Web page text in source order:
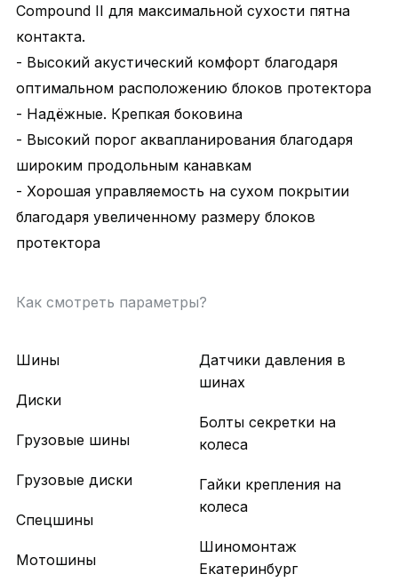
Compound II для максимальной сухости пятна
контакта.
- Высокий акустический комфорт благодаря
оптимальном расположению блоков протектора
- Надёжные. Крепкая боковина
- Высокий порог аквапланирования благодаря
широким продольным канавкам
- Хорошая управляемость на сухом покрытии
благодаря увеличенному размеру блоков
протектора
Как смотреть параметры?
Шины
Диски
Грузовые шины
Грузовые диски
Спецшины
Мотошины
Датчики давления в
шинах
Болты секретки на
колеса
Гайки крепления на
колеса
Шиномонтаж
Екатеринбург